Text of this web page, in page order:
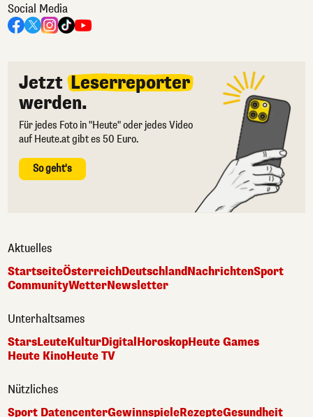
Social Media
Jetzt Leserreporter
werden.
Für jedes Foto in "Heute" oder jedes Video
auf Heute.at gibt es 50 Euro.
So geht's
Aktuelles
StartseiteÖsterreichDeutschlandNachrichtenSport
CommunityWetterNewsletter
Unterhaltsames
StarsLeuteKulturDigitalHoroskopHeute Games
Heute KinoHeute TV
Nützliches
Sport DatencenterGewinnspieleRezepteGesundheit